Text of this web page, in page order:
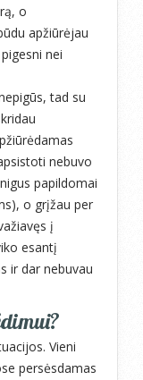
o
apžiūrėjau
nei
tad su
nebuvo
papildomai
o grįžau per
į
esantį
ir dar nebuvau
Vieni
persėsdamas